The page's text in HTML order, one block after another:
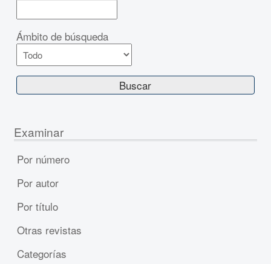
Ámbito de búsqueda
Examinar
Por número
Por autor
Por título
Otras revistas
Categorías